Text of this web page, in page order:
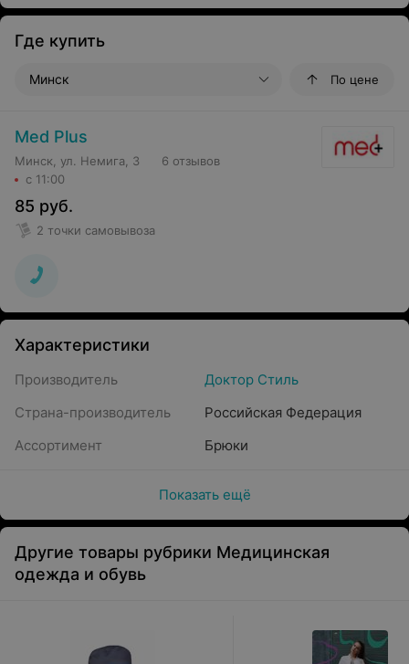
Где купить
Минск По цене
Med Plus
Минск, ул. Немига, 3
с 11:00
6 отзывов
85 руб.
2 точки самовывоза
Характеристики
Производитель
Доктор Стиль
Страна-производитель
Российская Федерация
Ассортимент
Брюки
Показать ещё
Другие товары рубрики Медицинская
одежда и обувь